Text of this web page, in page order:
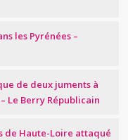
les Pyrénées –
de deux juments à
Le Berry Républicain
de Haute-Loire attaqué